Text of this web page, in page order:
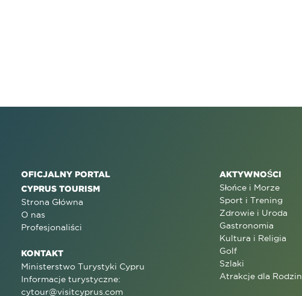
OFICJALNY PORTAL
CYPRUS TOURISM
Strona Główna
O nas
Profesjonaliści
KONTAKT
Ministerstwo Turystyki Cypru
Informacje turystyczne:
cytour@visitcyprus.com
AKTYWNOŚCI
Słońce i Morze
Sport i Trening
Zdrowie i Uroda
Gastronomia
Kultura i Religia
Golf
Szlaki
Atrakcje dla Rodzin